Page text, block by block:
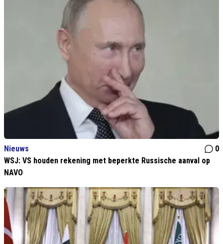
Nieuws
0
WSJ: VS houden rekening met beperkte Russische aanval op
NAVO